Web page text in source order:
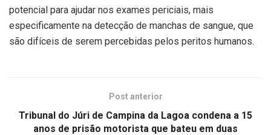
potencial para ajudar nos exames periciais, mais
especificamente na detecção de manchas de sangue, que
são difíceis de serem percebidas pelos peritos humanos.
Post anterior
Tribunal do Júri de Campina da Lagoa condena a 15
anos de prisão motorista que bateu em duas